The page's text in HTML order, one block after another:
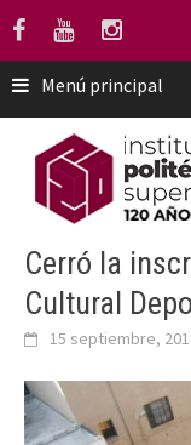
Saltar
contenido
Menú principal
Cerró la
Cultural
15 septiembre,